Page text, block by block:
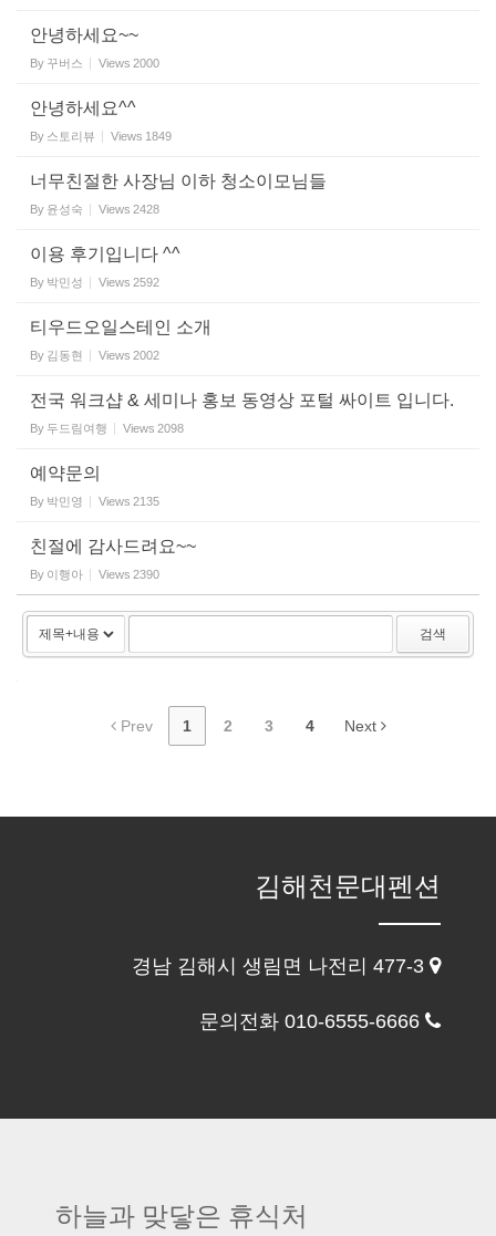
안녕하세요~~
By 꾸버스 Views 2000
안녕하세요^^
By 스토리뷰 Views 1849
너무친절한 사장님 이하 청소이모님들
By 윤성숙 Views 2428
이용 후기입니다 ^^
By 박민성 Views 2592
티우드오일스테인 소개
By 김동현 Views 2002
전국 워크샵 & 세미나 홍보 동영상 포털 싸이트 입니다.
By 두드림여행 Views 2098
예약문의
By 박민영 Views 2135
친절에 감사드려요~~
By 이행아 Views 2390
검색
Prev 1 2 3 4 Next
김해천문대펜션
경남 김해시 생림면 나전리 477-3
문의전화 010-6555-6666
하늘과 맞닿은 휴식처